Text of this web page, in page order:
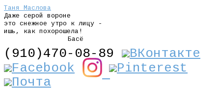
Таня Маслова
Даже серой вороне
это снежное утро к лицу -
ишь, как похорошела!
Басё
(910)470-08-89